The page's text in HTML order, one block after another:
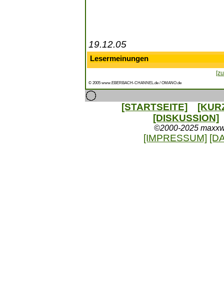
19.12.05
Lesermeinungen
© 2005 www.EBERBACH-CHANNEL.de / OMANO.de
[STARTSEITE]
[DISKUSSION]
©2000-2025
[IMPRESSUM]